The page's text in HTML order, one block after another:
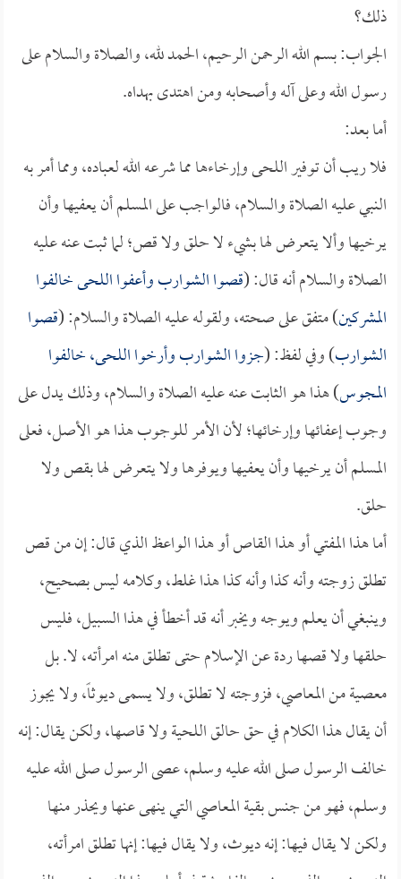
ذلك؟
الجواب: بسم الله الرحمن الرحيم، الحمد لله، والصلاة والسلام على
رسول الله وعلى آله وأصحابه ومن اهتدى بهداه.
أما بعد:
فلا ريب أن توفير اللحى وإرخاءها مما شرعه الله لعباده، ومما أمر به
النبي عليه الصلاة والسلام، فالواجب على المسلم أن يعفيها وأن
يرخيها وألا يتعرض لها بشيء لا حلق ولا قص؛ لما ثبت عنه عليه
الصلاة والسلام أنه قال: (قصوا الشوارب وأعفوا اللحى خالفوا
المشركين) متفق على صحته، ولقوله عليه الصلاة والسلام: (قصوا
الشوارب) وفي لفظ: (جزوا الشوارب وأرخوا اللحى، خالفوا
المجوس) هذا هو الثابت عنه عليه الصلاة والسلام، وذلك يدل على
وجوب إعفائها وإرخائها؛ لأن الأمر للوجوب هذا هو الأصل، فعلى
المسلم أن يرخيها وأن يعفيها ويوفرها ولا يتعرض لها بقص ولا
حلق.
أما هذا المفتي أو هذا القاص أو هذا الواعظ الذي قال: إن من قص
تطلق زوجته وأنه كذا وأنه كذا هذا غلط، وكلامه ليس بصحيح،
وينبغي أن يعلم ويوجه ويخبر أنه قد أخطأ في هذا السبيل، فليس
حلقها ولا قصها ردة عن الإسلام حتى تطلق منه امرأته، لا. بل
معصية من المعاصي، فزوجته لا تطلق، ولا يسمى ديوثاً، ولا يجوز
أن يقال هذا الكلام في حق حالق اللحية ولا قاصها، ولكن يقال: إنه
خالف الرسول صلى الله عليه وسلم، عصى الرسول صلى الله عليه
وسلم، فهو من جنس بقية المعاصي التي ينهى عنها ويحذر منها
ولكن لا يقال فيها: إنه ديوث، ولا يقال فيها: إنها تطلق امرأته،